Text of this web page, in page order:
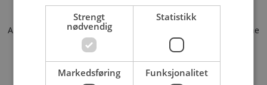
Application error: a client-side exception has occurred (see the
browser console for more information).
Strengt
nødvendig
Statistikk
Markedsføring Funksjonalitet